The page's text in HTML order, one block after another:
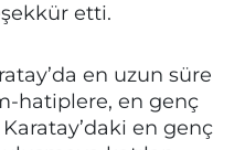
etti.
en uzun süre
hatiplere, en genç
en genç